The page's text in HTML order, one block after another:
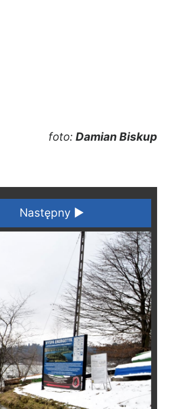
foto:Damian Biskup
Następny ►